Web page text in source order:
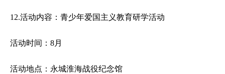
12.活动内容：青少年爱国主义教育研学活动
活动时间：8月
活动地点：永城淮海战役纪念馆